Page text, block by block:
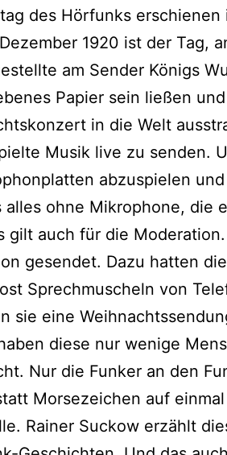
des Hörfunks erschienen
1920 ist der Tag,
am Sender Königs
Papier sein ließen
in die Welt
Musik live zu senden.
abzuspielen
alles ohne Mikrophone, die
gilt auch für die
gesendet. Dazu hatten
Sprechmuscheln von
sie eine
diese nur wenige
Nur die Funker an den
Morsezeichen auf
Rainer Suckow erzählt